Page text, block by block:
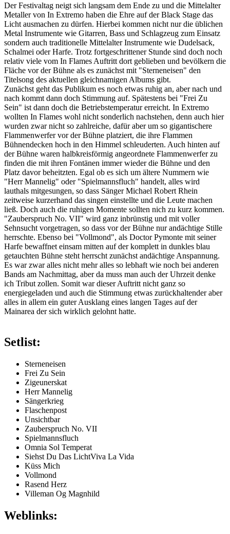
Der Festivaltag neigt sich langsam dem Ende zu und die Mittelalter
Metaller von In Extremo haben die Ehre auf der Black Stage das
Licht ausmachen zu dürfen. Hierbei kommen nicht nur die üblichen
Metal Instrumente wie Gitarren, Bass und Schlagzeug zum Einsatz
sondern auch traditionelle Mittelalter Instrumente wie Dudelsack,
Schalmei oder Harfe. Trotz fortgeschrittener Stunde sind doch noch
relativ viele vom In Flames Auftritt dort geblieben und bevölkern die
Fläche vor der Bühne als es zunächst mit "Sterneneisen" den
Titelsong des aktuellen gleichnamigen Albums gibt.
Zunächst geht das Publikum es noch etwas ruhig an, aber nach und
nach kommt dann doch Stimmung auf. Spätestens bei "Frei Zu
Sein" ist dann doch die Betriebstemperatur erreicht. In Extremo
wollten In Flames wohl nicht sonderlich nachstehen, denn auch hier
wurden zwar nicht so zahlreiche, dafür aber um so gigantischere
Flammenwerfer vor der Bühne platziert, die ihre Flammen
Bühnendecken hoch in den Himmel schleuderten. Auch hinten auf
der Bühne waren halbkreisförmig angeordnete Flammenwerfer zu
finden die mit ihren Fontänen immer wieder die Bühne und den
Platz davor beheitzten. Egal ob es sich um ältere Nummern wie
"Herr Mannelig" oder "Spielmannsfluch" handelt, alles wird
lauthals mitgesungen, so dass Sänger Michael Robert Rhein
zeitweise kurzerhand das singen einstellte und die Leute machen
ließ. Doch auch die ruhigen Momente sollten nich zu kurz kommen.
"Zauberspruch No. VII" wird ganz inbrünstig und mit voller
Sehnsucht vorgetragen, so dass vor der Bühne nur andächtige Stille
herrschte. Ebenso bei "Vollmond", als Doctor Pymonte mit seiner
Harfe bewaffnet einsam mitten auf der komplett in dunkles blau
getauchten Bühne steht herrscht zunächst andächtige Anspannung.
Es war zwar alles nicht mehr alles so lebhaft wie noch bei anderen
Bands am Nachmittag, aber da muss man auch der Uhrzeit denke
ich Tribut zollen. Somit war dieser Auftritt nicht ganz so
energiegeladen und auch die Stimmung etwas zurückhaltender aber
alles in allem ein guter Ausklang eines langen Tages auf der
Mainarea der sich wirklich gelohnt hatte.
Setlist:
Sterneneisen
Frei Zu Sein
Zigeunerskat
Herr Mannelig
Sängerkrieg
Flaschenpost
Unsichtbar
Zauberspruch No. VII
Spielmannsfluch
Omnia Sol Temperat
Siehst Du Das LichtViva La Vida
Küss Mich
Vollmond
Rasend Herz
Villeman Og Magnhild
Weblinks: